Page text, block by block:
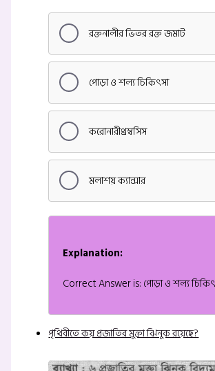
রক্তনালীর ভিতর রক্ত জমাট
পোড়া ও শল্য চিকিৎসা
করোনারীথ্রম্বসিস
মলাশয় ক্যান্সার
Explanation:
Correct Answer is: পোড়া ও শল্য
পৃথিবীতে কয় প্রজাতির মুক্তা ঝিনুক রয়েছে?